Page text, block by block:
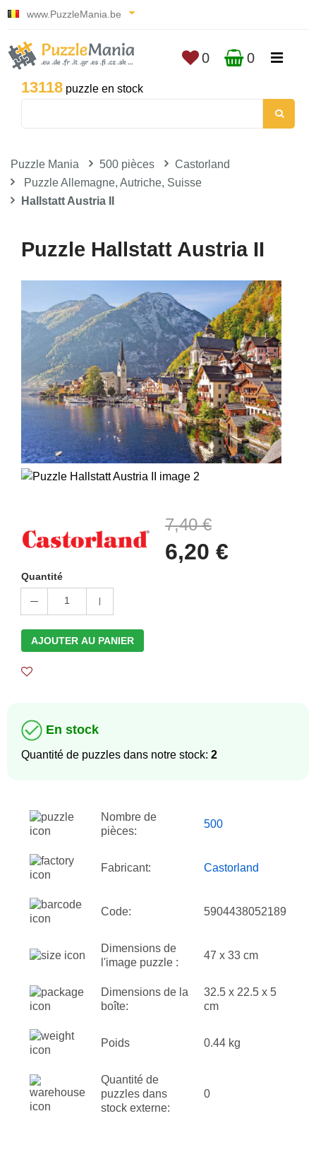
www.PuzzleMania.be
13118 puzzle en stock
0 0
Puzzle Mania 500 pièces
Castorland
Puzzle Allemagne, Autriche, Suisse
Hallstatt Austria II
Puzzle Hallstatt Austria II
7,40 €
6,20 €
Quantité
1
AJOUTER AU PANIER
En stock
Quantité de puzzles dans notre stock: 2
Nombre de
pièces:
500
Fabricant: Castorland
Code: 5904438052189
Dimensions de
l'image puzzle :
47 x 33 cm
Dimensions de la
boîte:
32.5 x 22.5 x 5
cm
Poids 0.44 kg
Quantité de
puzzles dans
stock externe:
0